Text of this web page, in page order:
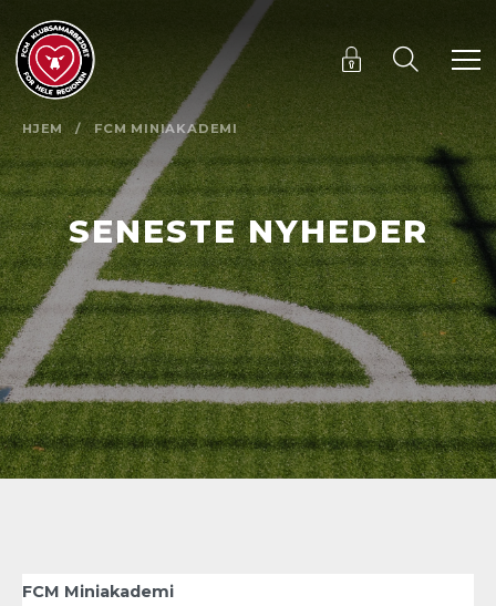
HJEM / FCM MINIAKADEMI
SENESTE NYHEDER